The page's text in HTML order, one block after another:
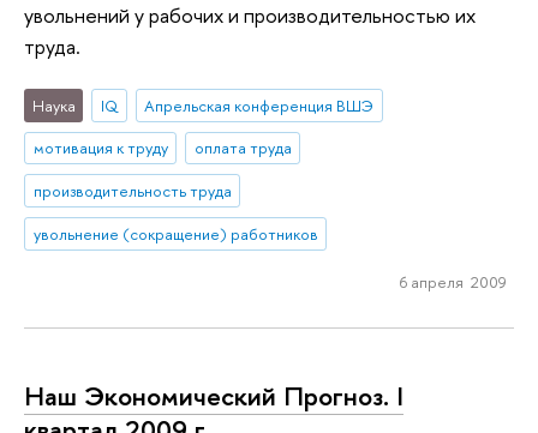
увольнений у рабочих и производительностью их
труда.
Наука IQ
Апрельская конференция ВШЭ
мотивация к труду
оплата труда
производительность труда
увольнение (сокращение) работников
6 апреля 2009
Наш Экономический Прогноз. I